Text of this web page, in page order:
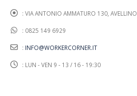
: VIA ANTONIO AMMATURO 130, AVELLINO
: 0825 149 6929
: INFO@WORKERCORNER.IT
: LUN - VEN 9 - 13 / 16 - 19:30